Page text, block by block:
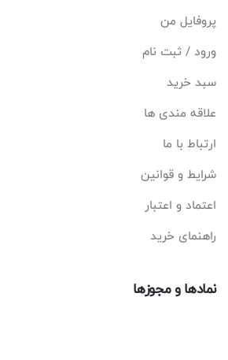
پروفایل من
ورود / ثبت نام
سبد خرید
علاقه مندی ها
ارتباط با ما
شرایط و قوانین
اعتماد و اعتبار
راهنمای خرید
نمادها و مجوزها